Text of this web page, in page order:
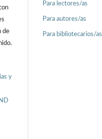
de
y
Para lectores/as
Para autores/as
Para bibliotecarios/as